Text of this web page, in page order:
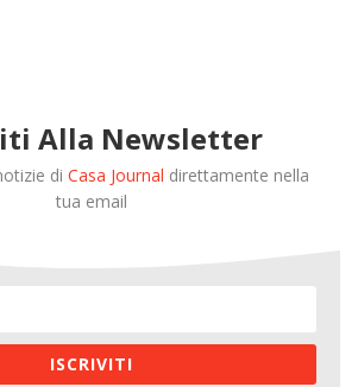
Alla Newsletter
di Casa Journal direttamente nella
tua email
ISCRIVITI